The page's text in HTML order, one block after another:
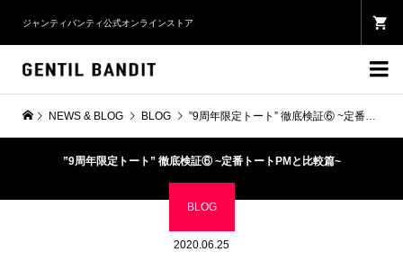
ジャンティバンティ公式オンラインストア

NEWS & BLOG BLOG ”9周年限定トート” 徹底検証⑥ ~定番トートPMと比較篇~
”9周年限定トート” 徹底検証⑥ ~定番トートPMと比較篇~
BLOG
2020.06.25